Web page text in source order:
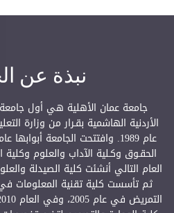
نبذة عن
جامعة عمان الأهلية هي أول
الأردنية الهاشمية بقـرار من وزارة
الحقـوق وكـلية الآداب والعلوم وكلية
العام التالي أنشئت كلية الصيدلة